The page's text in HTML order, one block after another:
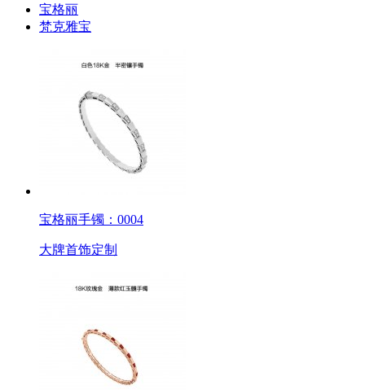
宝格丽
梵克雅宝
宝格丽手镯：0004
大牌首饰定制